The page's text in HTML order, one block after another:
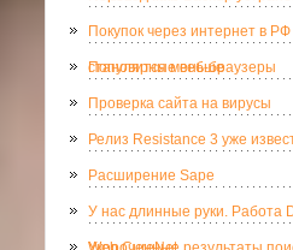
Покупок через интернет в РФ
становится меньше
Популярные веб-браузеры
Проверка сайта на вирусы
Релиз Resistance 3 уже
Расширение Sape
У нас длинные руки. Работа